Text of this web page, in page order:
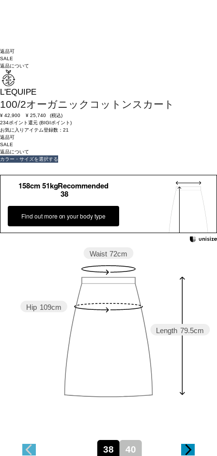
返品可
SALE
返品について
L'EQUIPE
100/2オーガニックコットンスカート
¥ 42,900 ¥ 25,740
(税込)
234ポイント還元 (BIGIポイント)
お気に入りアイテム登録数： 21
返品可
SALE
返品について
カラー・サイズを選択する
158cm 51kgRecommended
38
Find out more on your body type
Length 79.5cm
Hip 109cm
Waist 72cm
38 40